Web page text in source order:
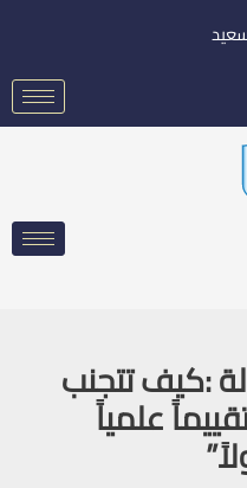
:كيف تتجنب
علمياً